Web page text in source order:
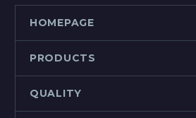
HOMEPAGE
PRODUCTS
QUALITY